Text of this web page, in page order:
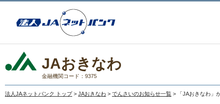
JAおきなわ
金融機関コード：9375
法人JAネットバンク トップ > JAおきなわ > でんさいのお知らせ一覧 > 「JAおきなわ」